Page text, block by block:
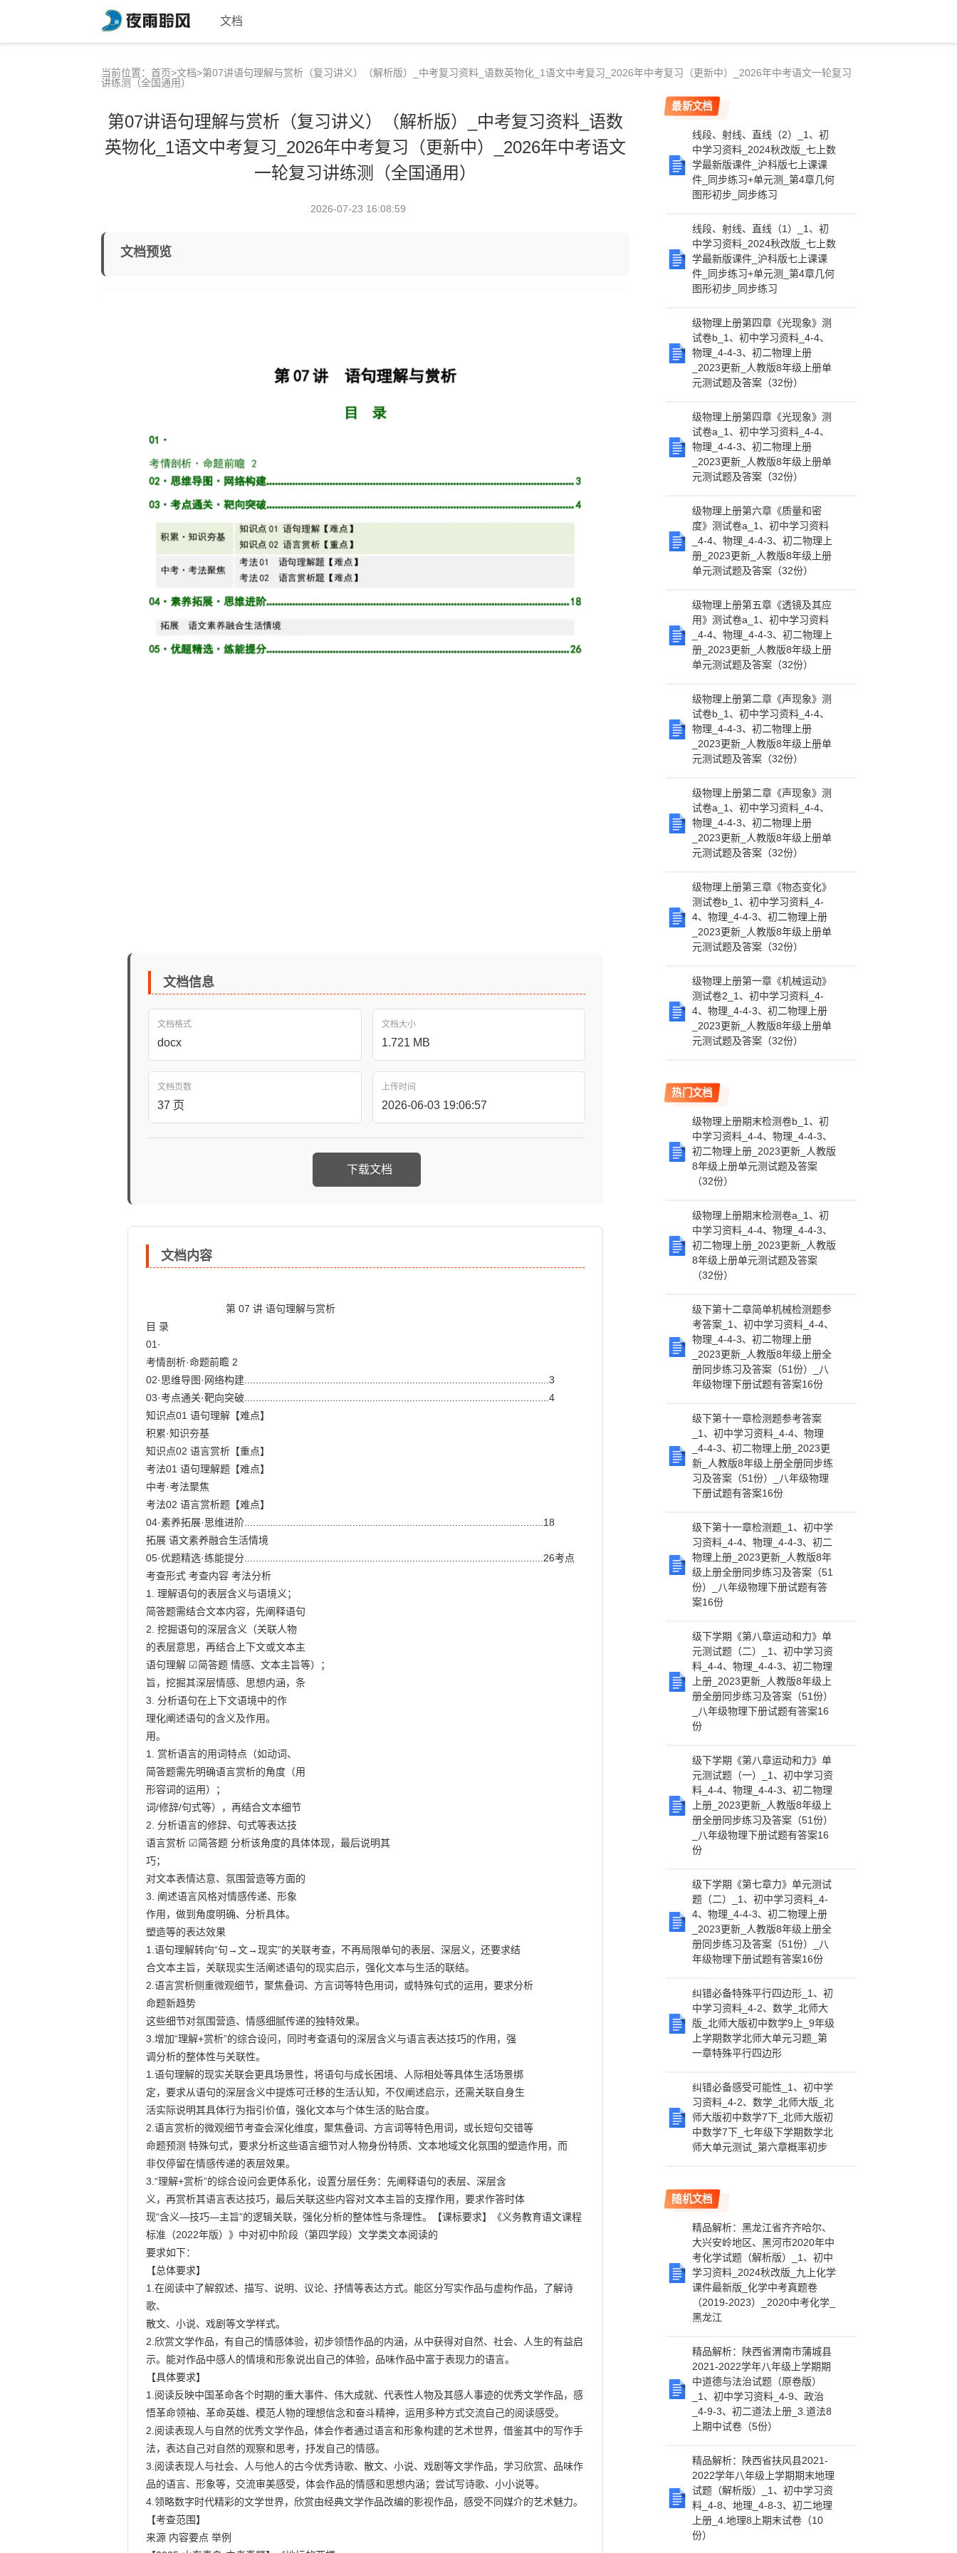
文档
当前位置： 首页>文档>第07讲语句理解与赏析（复习讲义）（解析版）_中考复习资料_语数英物化_1语文中考复习_2026年中考复习（更新中）_2026年中考语文一轮复习
讲练测（全国通用）
第07讲语句理解与赏析（复习讲义）（解析版）_中考复习资料_语数
英物化_1语文中考复习_2026年中考复习（更新中）_2026年中考语文
一轮复习讲练测（全国通用）
2026-07-23 16:08:59
文档预览
文档信息
文档格式
docx
文档大小
1.721 MB
文档页数
37 页
上传时间
2026-06-03 19:06:57
下载文档
文档内容
最新文档
线段、射线、直线（2）_1、初
中学习资料_2024秋改版_七上数
学最新版课件_沪科版七上课课
件_同步练习+单元测_第4章几何
图形初步_同步练习
线段、射线、直线（1）_1、初
中学习资料_2024秋改版_七上数
学最新版课件_沪科版七上课课
件_同步练习+单元测_第4章几何
图形初步_同步练习
级物理上册第四章《光现象》测
试卷b_1、初中学习资料_4-4、
物理_4-4-3、初二物理上册
_2023更新_人教版8年级上册单
元测试题及答案（32份）
级物理上册第四章《光现象》测
试卷a_1、初中学习资料_4-4、
物理_4-4-3、初二物理上册
_2023更新_人教版8年级上册单
元测试题及答案（32份）
级物理上册第六章《质量和密
度》测试卷a_1、初中学习资料
_4-4、物理_4-4-3、初二物理上
册_2023更新_人教版8年级上册
单元测试题及答案（32份）
级物理上册第五章《透镜及其应
用》测试卷a_1、初中学习资料
_4-4、物理_4-4-3、初二物理上
册_2023更新_人教版8年级上册
单元测试题及答案（32份）
级物理上册第二章《声现象》测
试卷b_1、初中学习资料_4-4、
物理_4-4-3、初二物理上册
_2023更新_人教版8年级上册单
元测试题及答案（32份）
级物理上册第二章《声现象》测
试卷a_1、初中学习资料_4-4、
物理_4-4-3、初二物理上册
_2023更新_人教版8年级上册单
元测试题及答案（32份）
级物理上册第三章《物态变化》
测试卷b_1、初中学习资料_4-
4、物理_4-4-3、初二物理上册
_2023更新_人教版8年级上册单
元测试题及答案（32份）
级物理上册第一章《机械运动》
测试卷2_1、初中学习资料_4-
4、物理_4-4-3、初二物理上册
_2023更新_人教版8年级上册单
元测试题及答案（32份）
热门文档
级物理上册期末检测卷b_1、初
中学习资料_4-4、物理_4-4-3、
初二物理上册_2023更新_人教版
8年级上册单元测试题及答案
（32份）
级物理上册期末检测卷a_1、初
中学习资料_4-4、物理_4-4-3、
初二物理上册_2023更新_人教版
8年级上册单元测试题及答案
（32份）
级下第十二章简单机械检测题参
考答案_1、初中学习资料_4-4、
物理_4-4-3、初二物理上册
_2023更新_人教版8年级上册全
册同步练习及答案（51份）_八
年级物理下册试题有答案16份
级下第十一章检测题参考答案
_1、初中学习资料_4-4、物理
_4-4-3、初二物理上册_2023更
新_人教版8年级上册全册同步练
习及答案（51份）_八年级物理
下册试题有答案16份
级下第十一章检测题_1、初中学
习资料_4-4、物理_4-4-3、初二
物理上册_2023更新_人教版8年
级上册全册同步练习及答案（51
份）_八年级物理下册试题有答
案16份
级下学期《第八章运动和力》单
元测试题（二）_1、初中学习资
料_4-4、物理_4-4-3、初二物理
上册_2023更新_人教版8年级上
册全册同步练习及答案（51份）
_八年级物理下册试题有答案16
份
级下学期《第八章运动和力》单
元测试题（一）_1、初中学习资
料_4-4、物理_4-4-3、初二物理
上册_2023更新_人教版8年级上
册全册同步练习及答案（51份）
_八年级物理下册试题有答案16
份
级下学期《第七章力》单元测试
题（二）_1、初中学习资料_4-
4、物理_4-4-3、初二物理上册
_2023更新_人教版8年级上册全
册同步练习及答案（51份）_八
年级物理下册试题有答案16份
纠错必备特殊平行四边形_1、初
中学习资料_4-2、数学_北师大
版_北师大版初中数学9上_9年级
上学期数学北师大单元习题_第
一章特殊平行四边形
纠错必备感受可能性_1、初中学
习资料_4-2、数学_北师大版_北
师大版初中数学7下_北师大版初
中数学7下_七年级下学期数学北
师大单元测试_第六章概率初步
随机文档
精品解析：黑龙江省齐齐哈尔、
大兴安岭地区、黑河市2020年中
考化学试题（解析版）_1、初中
学习资料_2024秋改版_九上化学
课件最新版_化学中考真题卷
（2019-2023）_2020中考化学_
黑龙江
精品解析：陕西省渭南市蒲城县
2021-2022学年八年级上学期期
中道德与法治试题（原卷版）
_1、初中学习资料_4-9、政治
_4-9-3、初二道法上册_3.道法8
上期中试卷（5份）
精品解析：陕西省扶风县2021-
2022学年八年级上学期期末地理
试题（解析版）_1、初中学习资
料_4-8、地理_4-8-3、初二地理
上册_4.地理8上期末试卷（10
份）